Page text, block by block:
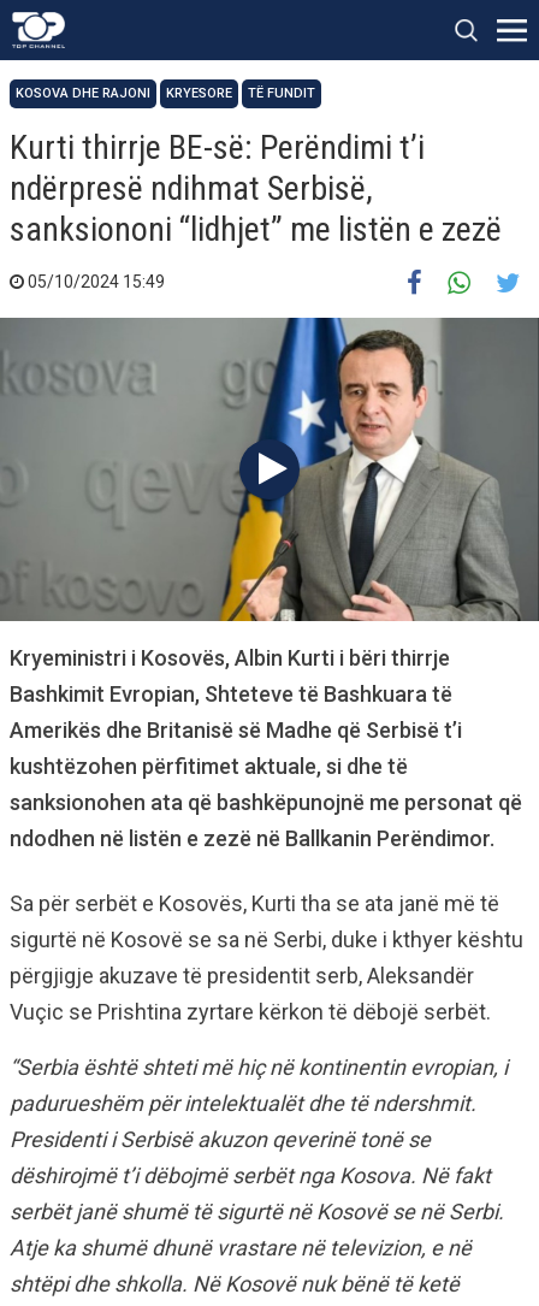
KOSOVA DHE RAJONI KRYESORE TË FUNDIT
Kurti thirrje BE-së: Perëndimi t’i
ndërpresë ndihmat Serbisë,
sanksiononi “lidhjet” me listën e zezë
05/10/2024 15:49
Kryeministri i Kosovës, Albin Kurti i bëri thirrje
Bashkimit Evropian, Shteteve të Bashkuara të
Amerikës dhe Britanisë së Madhe që Serbisë t’i
kushtëzohen përfitimet aktuale, si dhe të
sanksionohen ata që bashkëpunojnë me personat që
ndodhen në listën e zezë në Ballkanin Perëndimor.
Sa për serbët e Kosovës, Kurti tha se ata janë më të
sigurtë në Kosovë se sa në Serbi, duke i kthyer kështu
përgjigje akuzave të presidentit serb, Aleksandër
Vuçic se Prishtina zyrtare kërkon të dëbojë serbët.
“Serbia është shteti më hiç në kontinentin evropian, i
padurueshëm për intelektualët dhe të ndershmit.
Presidenti i Serbisë akuzon qeverinë tonë se
dëshirojmë t’i dëbojmë serbët nga Kosova. Në fakt
serbët janë shumë të sigurtë në Kosovë se në Serbi.
Atje ka shumë dhunë vrastare në televizion, e në
shtëpi dhe shkolla. Në Kosovë nuk bënë të ketë